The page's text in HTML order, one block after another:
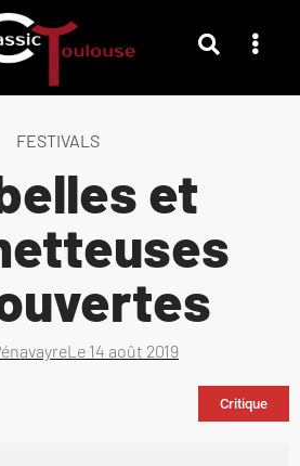
FESTIVALS
et
Le 14 août 2019
Critique